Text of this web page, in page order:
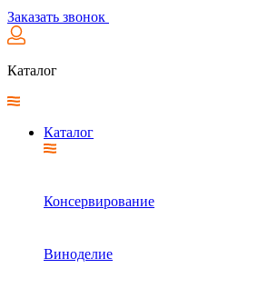
Заказать звонок
Каталог
Каталог
Консервирование
Виноделие